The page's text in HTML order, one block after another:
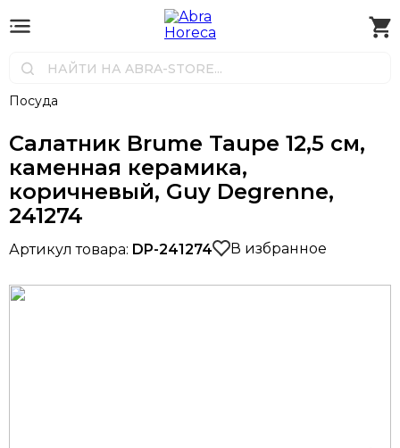
Посуда
Салатник Brume Taupe 12,5 см,
каменная керамика,
коричневый, Guy Degrenne,
241274
Артикул товара: DP-241274 В избранное